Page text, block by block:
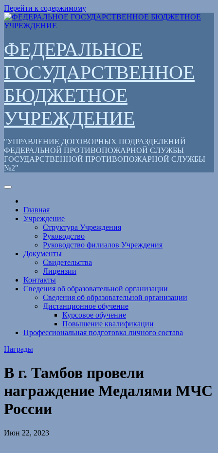
Перейти к содержимому
ФЕДЕРАЛЬНОЕ
ГОСУДАРСТВЕННОЕ
БЮДЖЕТНОЕ
УЧРЕЖДЕНИЕ
"УПРАВЛЕНИЕ ДОГОВОРНЫХ ПОДРАЗДЕЛЕНИЙ
ФЕДЕРАЛЬНОЙ ПРОТИВОПОЖАРНОЙ СЛУЖБЫ
ГОСУДАРСТВЕННОЙ ПРОТИВОПОЖАРНОЙ СЛУЖБЫ
№2"
Главная
Учреждение
Структура Учреждения
Руководство
Руководство филиалов Учреждения
Документы
Свидетельства
Лицензии
Контакты
Сведения об образовательной организации
Сведения об образовательной организации
Дистанционное обучение
Курсовое обучение
Повышение квалификации
Профессиональная подготовка личного состава
Награды
В г. Тамбов провели
награждение Медалями МЧС
России
Июн 22, 2023